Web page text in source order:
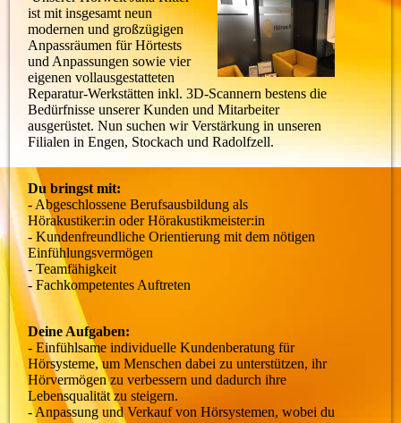
ist mit insgesamt neun
modernen und großzügigen
Anpassräumen für Hörtests
und Anpassungen sowie vier
eigenen vollausgestatteten
Reparatur-Werkstätten inkl. 3D-Scannern bestens die
Bedürfnisse unserer Kunden und Mitarbeiter
ausgerüstet. Nun suchen wir Verstärkung in unseren
Filialen in Engen, Stockach und Radolfzell.
Du bringst mit:
- Abgeschlossene Berufsausbildung als
Hörakustiker:in oder Hörakustikmeister:in
- Kundenfreundliche Orientierung mit dem nötigen
Einfühlungsvermögen
- Teamfähigkeit
- Fachkompetentes Auftreten
Deine Aufgaben:
- Einfühlsame individuelle Kundenberatung für
Hörsysteme, um Menschen dabei zu unterstützen, ihr
Hörvermögen zu verbessern und dadurch ihre
Lebensqualität zu steigern.
- Anpassung und Verkauf von Hörsystemen, wobei du